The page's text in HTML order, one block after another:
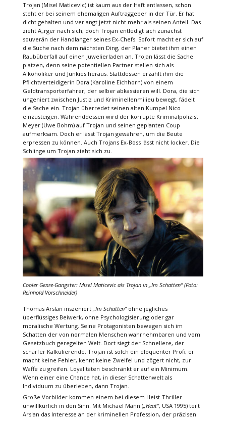
Trojan (Misel Maticevic) ist kaum aus der Haft entlassen, schon
steht er bei seinem ehemaligen Auftraggeber in der Tür. Er hat
dicht gehalten und verlangt jetzt nicht mehr als seinen Anteil. Das
zieht Ã„rger nach sich, doch Trojan entledigt sich zunächst
souverän der Handlanger seines Ex-Chefs. Sofort macht er sich auf
die Suche nach dem nächsten Ding, der Planer bietet ihm einen
Raubüberfall auf einen Juwelierladen an. Trojan lässt die Sache
platzen, denn seine potentiellen Partner stellen sich als
Alkoholiker und Junkies heraus. Stattdessen erzählt ihm die
Pflichtverteidigerin Dora (Karoline Eichhorn) von einem
Geldtransporterfahrer, der selber abkassieren will. Dora, die sich
ungeniert zwischen Justiz und Kriminellenmilieu bewegt, fädelt
die Sache ein. Trojan überredet seinen alten Kumpel Nico
einzusteigen. Währenddessen wird der korrupte Kriminalpolizist
Meyer (Uwe Bohm) auf Trojan und seinen geplanten Coup
aufmerksam. Doch er lässt Trojan gewähren, um die Beute
erpressen zu können. Auch Trojans Ex-Boss lässt nicht locker. Die
Schlinge um Trojan zieht sich zu.
Cooler Genre-Gangster: Misel Maticevic als Trojan in „Im Schatten“(Foto:
Reinhold Vorschneider)
Thomas Arslan inszeniert „Im Schatten“ohne jegliches
überflüssiges Beiwerk, ohne Psychologisierung oder gar
moralische Wertung. Seine Protagonisten bewegen sich im
Schatten der von normalen Menschen wahrnehmbaren und vom
Gesetzbuch geregelten Welt. Dort siegt der Schnellere, der
schärfer Kalkulierende. Trojan ist solch ein eloquenter Profi, er
macht keine Fehler, kennt keine Zweifel und zögert nicht, zur
Waffe zu greifen. Loyalitäten beschränkt er auf ein Minimum.
Wenn einer eine Chance hat, in dieser Schattenwelt als
Individuum zu überleben, dann Trojan.
Große Vorbilder kommen einem bei diesem Heist-Thriller
unwillkürlich in den Sinn. Mit Michael Mann („Heat“, USA 1995) teilt
Arslan das Interesse an der kriminellen Profession, der präzisen